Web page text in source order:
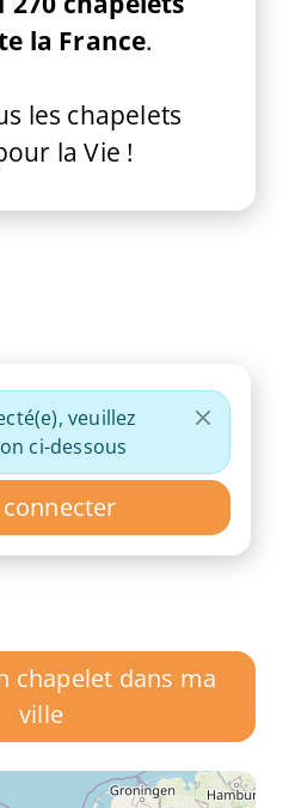
la France.
les chapelets
la Vie !
veuillez
ci-dessous
connecter
chapelet dans ma
ville